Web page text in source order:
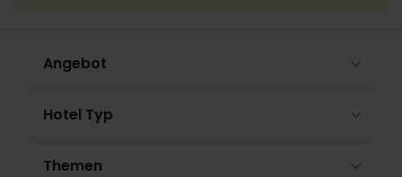
Angebot
Hotel Typ
Themen